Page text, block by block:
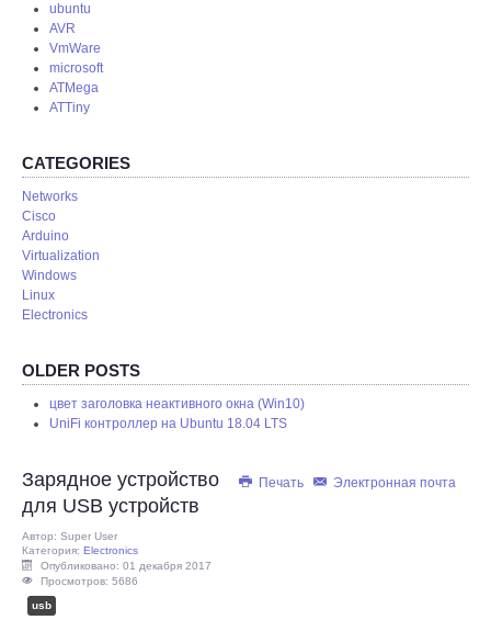
OTHER
ABOUT
ubuntu
AVR
VmWare
microsoft
ATMega
ATTiny
CATEGORIES
Networks
Cisco
Arduino
Virtualization
Windows
Linux
Electronics
OLDER POSTS
цвет заголовка неактивного окна (Win10)
UniFi контроллер на Ubuntu 18.04 LTS
Печать Электронная почта
Зарядное устройство
для USB устройств
Автор: Super User
Категория: Electronics
Опубликовано: 01 декабря 2017
Просмотров: 5686
usb